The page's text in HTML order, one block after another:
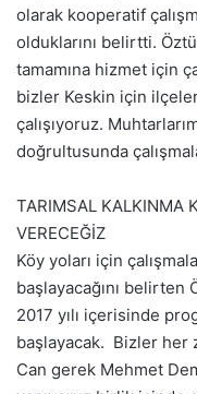
olarak kooperatif
olduklarını belirtti.
tamamına hizmet için
bizler Keskin için
çalışıyoruz.
doğrultusunda
TARIMSAL KALKINMA
VERECEĞİZ
Köy yoları için
başlayacağını belirten
2017 yılı içerisinde
başlayacak. Bizler her
Can gerek Mehmet